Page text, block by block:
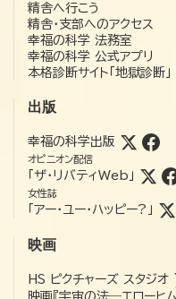
精舎へ行こう
精舎・支部へのアクセス
幸福の科学 法務室
幸福の科学 公式アプリ
本格診断サイト「地獄診断」
出版
幸福の科学出版
オピニオン配信
「ザ・リバティWeb」
女性誌
「アー・ユー・ハッピー?」
映画
HS ピクチャーズ スタジオ
映画『宇宙の法―エローヒ